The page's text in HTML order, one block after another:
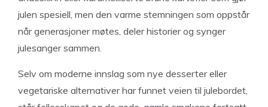
julen spesiell, men den varme stemningen som oppstår
når generasjoner møtes, deler historier og synger
julesanger sammen.
Selv om moderne innslag som nye desserter eller
vegetariske alternativer har funnet veien til julebordet,